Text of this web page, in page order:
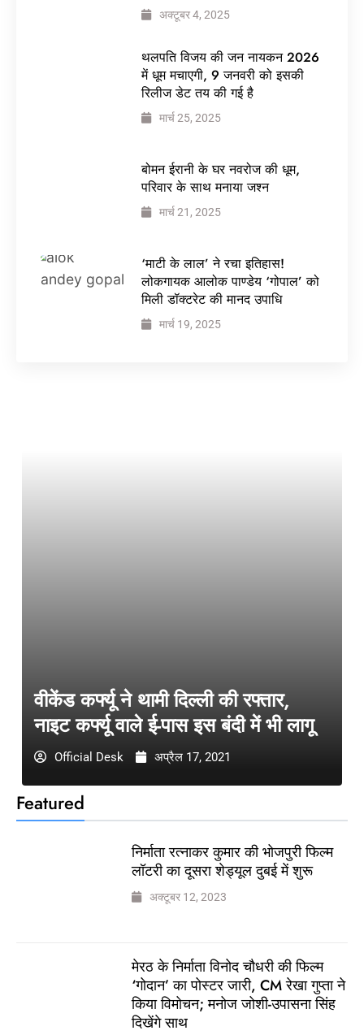
अक्टूबर 4, 2025
थलपति विजय की जन नायकन 2026
में धूम मचाएगी, 9 जनवरी को इसकी
रिलीज डेट तय की गई है
मार्च 25, 2025
बोमन ईरानी के घर नवरोज की धूम,
परिवार के साथ मनाया जश्न
मार्च 21, 2025
‘माटी के लाल’ ने रचा इतिहास!
लोकगायक आलोक पाण्डेय ‘गोपाल’ को
मिली डॉक्टरेट की मानद उपाधि
मार्च 19, 2025
Featured
निर्माता रत्नाकर कुमार की भोजपुरी फिल्म
लॉटरी का दूसरा शेड्यूल दुबई में शुरू
अक्टूबर 12, 2023
मेरठ के निर्माता विनोद चौधरी की फिल्म
‘गोदान’ का पोस्टर जारी, CM रेखा गुप्ता ने
किया विमोचन; मनोज जोशी-उपासना सिंह
दिखेंगे साथ
वीकेंड कर्फ्यू ने थामी दिल्ली की रफ्तार,
नाइट कर्फ्यू वाले ई-पास इस बंदी में भी लागू
Official Desk अप्रैल 17, 2021